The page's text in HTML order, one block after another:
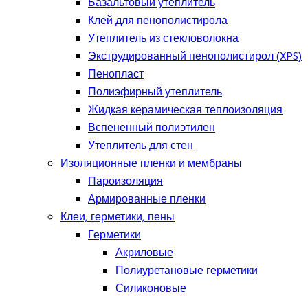
Клей для пенополистирола
Утеплитель из стекловолокна
Экструдированный пенополистирол (XPS)
Пенопласт
Полиэфирный утеплитель
Жидкая керамическая теплоизоляция
Вспененный полиэтилен
Утеплитель для стен
Изоляционные пленки и мембраны
Пароизоляция
Армированные пленки
Клеи, герметики, пены
Герметики
Акриловые
Полиуретановые герметики
Силиконовые